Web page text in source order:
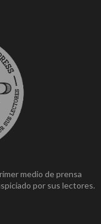
medio de prensa
por sus lectores.